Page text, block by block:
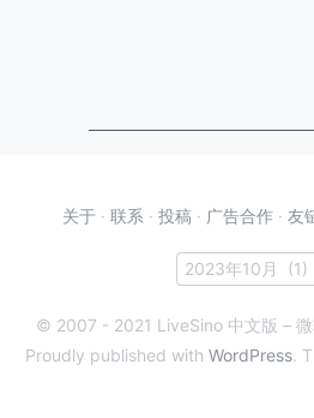
关于 · 联系 · 投稿 · 广告合作 · 友
© 2007 - 2021 LiveSino 中文版 –
Proudly published with WordPress.